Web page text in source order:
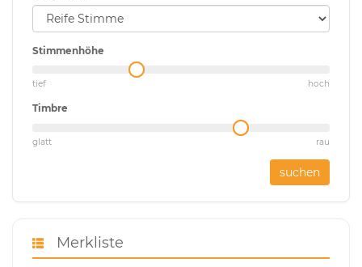
Stimmenhöhe
tief hoch
Timbre
glatt rau
suchen
Merkliste